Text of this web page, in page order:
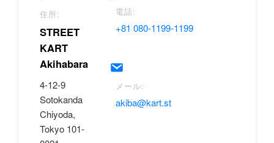
住所:
STREET
KART
Akihabara
4-12-9
Sotokanda
Chiyoda,
Tokyo 101-
電話:
+81 080-1199-1199
メール:
akiba@kart.st